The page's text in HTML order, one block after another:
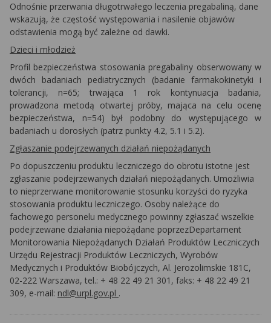
Odnośnie przerwania długotrwałego leczenia pregabaliną, dane
wskazują, że częstość występowania i nasilenie objawów
odstawienia mogą być zależne od dawki.
Dzieci i młodzież
Profil bezpieczeństwa stosowania pregabaliny obserwowany w
dwóch badaniach pediatrycznych (badanie farmakokinetyki i
tolerancji, n=65; trwająca 1 rok kontynuacja badania,
prowadzona metodą otwartej próby, mająca na celu ocenę
bezpieczeństwa, n=54) był podobny do występującego w
badaniach u dorosłych (patrz punkty 4.2, 5.1 i 5.2).
Zgłaszanie podejrzewanych działań niepożądanych
Po dopuszczeniu produktu leczniczego do obrotu istotne jest
zgłaszanie podejrzewanych działań niepożądanych. Umożliwia
to nieprzerwane monitorowanie stosunku korzyści do ryzyka
stosowania produktu leczniczego. Osoby należące do
fachowego personelu medycznego powinny zgłaszać wszelkie
podejrzewane działania niepożądane poprzezDepartament
Monitorowania Niepożądanych Działań Produktów Leczniczych
Urzędu Rejestracji Produktów Leczniczych, Wyrobów
Medycznych i Produktów Biobójczych, Al. Jerozolimskie 181C,
02-222 Warszawa, tel.: + 48 22 49 21 301, faks: + 48 22 49 21
309, e-mail: ndl@urpl.gov.pl .